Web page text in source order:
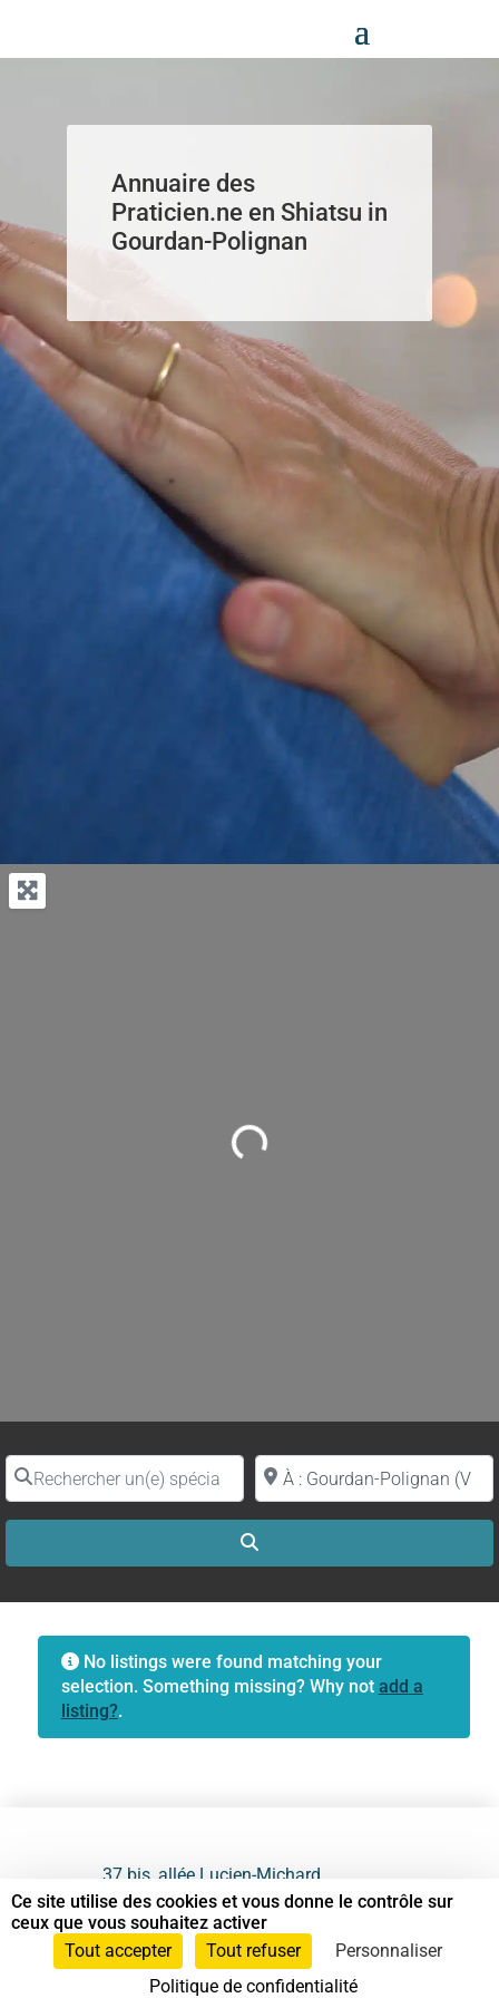
Annuaire des
Praticien.ne en Shiatsu in
Gourdan-Polignan
Loading...
Rechercher un(e) spécialiste par nomProche de (ville ou région)
No listings were found matching your
selection. Something missing? Why not add a
listing?.
37 bis, allée Lucien-Michard
93190 Livry-Gargan
06 61 87 28 09
Ce site utilise des cookies et vous donne le contrôle sur
ceux que vous souhaitez activer
Tout accepter
Tout refuser
Personnaliser
Politique de confidentialité